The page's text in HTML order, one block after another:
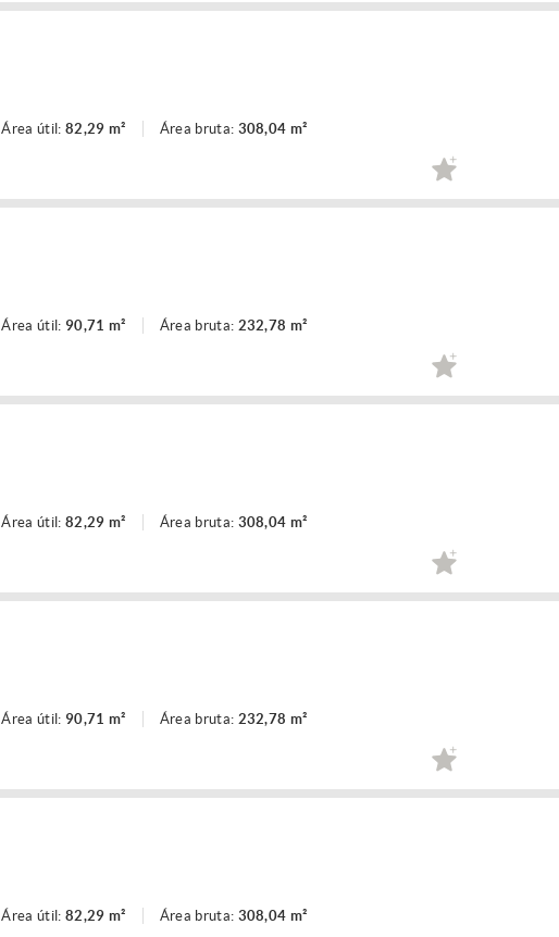
Área útil: 82,29 m² Área bruta: 308,04 m²
Área útil: 90,71 m² Área bruta: 232,78 m²
Área útil: 82,29 m² Área bruta: 308,04 m²
Área útil: 90,71 m² Área bruta: 232,78 m²
Área útil: 82,29 m² Área bruta: 308,04 m²